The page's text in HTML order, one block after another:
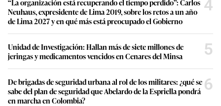
“La organización está recuperando el tiempo perdido”: Carlos
Neuhaus, expresidente de Lima 2019, sobre los retos a un año
de Lima 2027 y en qué más está preocupado el Gobierno
4
Unidad de Investigación: Hallan más de siete millones de
jeringas y medicamentos vencidos en Cenares del Minsa
5
De brigadas de seguridad urbana al rol de los militares: ¿qué se
sabe del plan de seguridad que Abelardo de la Espriella pondrá
en marcha en Colombia?
6